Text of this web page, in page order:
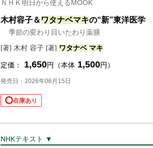
ＮＨＫ明日から使えるMOOK
木村容子＆ ワタナベマキの“新”東洋医学
季節の変わり目いたわり薬膳
[著] 木村 容子 [著] ワタナベ マキ
定価： 1,650円（本体 1,500円）
発売日：2026年06月15日
在庫あり
NHKテキスト ▼